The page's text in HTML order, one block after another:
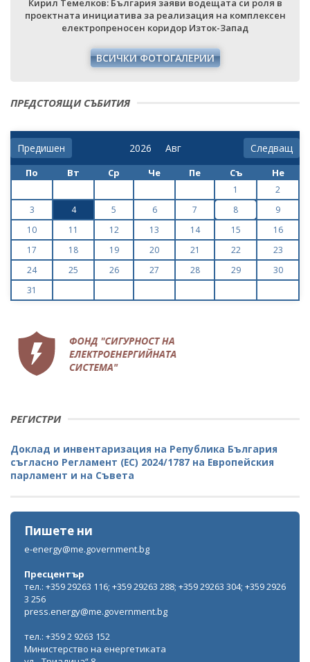
ПРЕДСТОЯЩИ СЪБИТИЯ
Предишен Следващ
По Вт Ср Че Пе Съ Не
1
2
3
4 5 6 7 8
9
10
11 12 13 14 15
16
17
18 19 20 21 22
23
24
25 26 27 28 29
30
31
РЕГИСТРИ
Доклад и инвентаризация на Република България
съгласно Регламент (ЕС) 2024/1787 на Европейския
парламент и на Съвета
Пишете ни
e-energy@me.government.bg
Пресцентър
тел.: +359 29263 116; +359 29263 288; +359 29263 304; +359 2926
3 256
press.energy@me.government.bg
тел.: +359 2 9263 152
Министерство на енергетиката